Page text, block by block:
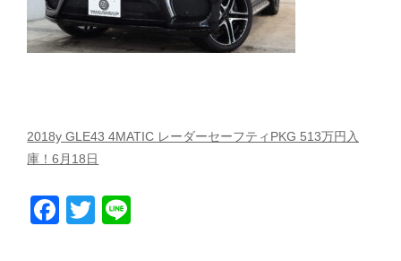
2018y GLE43 4MATIC レーダーセーフティPKG 513万円入
庫！6月18日
Facebook
Twitter